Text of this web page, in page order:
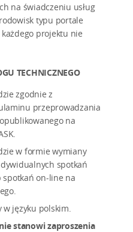
na świadczeniu usług
typu portale
projektu nie
TECHNICZNEGO
zgodnie z
przeprowadzania
na
w formie wymiany
spotkań
spotkań on-line na
języku polskim.
stanowi zaproszenia